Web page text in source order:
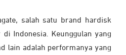
salah satu brand hardisk
Indonesia. Keunggulan yang
lain adalah performanya yang